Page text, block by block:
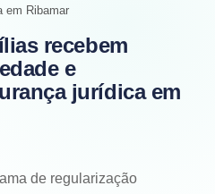
em Ribamar
recebem
e
jurídica em
de regularização